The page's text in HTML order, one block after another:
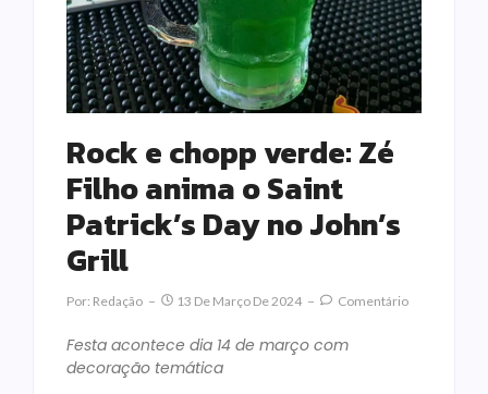
Rock e chopp verde: Zé
Filho anima o Saint
Patrick’s Day no John’s
Grill
Por: Redação 13 De Março De 2024 Comentário
Festa acontece dia 14 de março com
decoração temática